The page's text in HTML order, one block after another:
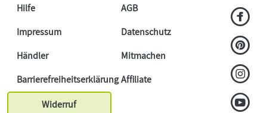
Hilfe
AGB
Impressum
Datenschutz
Händler
Mitmachen
BarrierefreiheitserklärungAffiliate
Widerruf